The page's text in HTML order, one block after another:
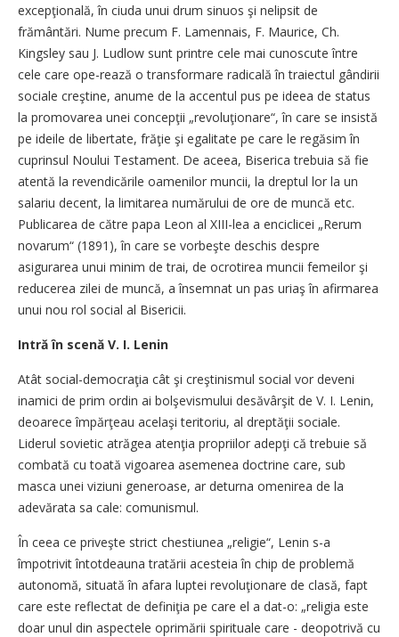
excepţională, în ciuda unui drum sinuos şi nelipsit de
frământări. Nume precum F. Lamennais, F. Maurice, Ch.
Kingsley sau J. Ludlow sunt printre cele mai cunoscute între
cele care ope-rează o transformare radicală în traiectul gândirii
sociale creştine, anume de la accentul pus pe ideea de status
la promovarea unei concepţii „revoluţionare“, în care se insistă
pe ideile de libertate, frăţie şi egalitate pe care le regăsim în
cuprinsul Noului Testament. De aceea, Biserica trebuia să fie
atentă la revendicările oamenilor muncii, la dreptul lor la un
salariu decent, la limitarea numărului de ore de muncă etc.
Publicarea de către papa Leon al XIII-lea a enciclicei „Rerum
novarum“ (1891), în care se vorbeşte deschis despre
asigurarea unui minim de trai, de ocrotirea muncii femeilor şi
reducerea zilei de muncă, a însemnat un pas uriaş în afirmarea
unui nou rol social al Bisericii.
Intră în scenă V. I. Lenin
Atât social-democraţia cât şi creştinismul social vor deveni
inamici de prim ordin ai bolşevismului desăvârşit de V. I. Lenin,
deoarece împărţeau acelaşi teritoriu, al dreptăţii sociale.
Liderul sovietic atrăgea atenţia propriilor adepţi că trebuie să
combată cu toată vigoarea asemenea doctrine care, sub
masca unei viziuni generoase, ar deturna omenirea de la
adevărata sa cale: comunismul.
În ceea ce priveşte strict chestiunea „religie“, Lenin s-a
împotrivit întotdeauna tratării acesteia în chip de problemă
autonomă, situată în afara luptei revoluţionare de clasă, fapt
care este reflectat de definiţia pe care el a dat-o: „religia este
doar unul din aspectele oprimării spirituale care - deopotrivă cu